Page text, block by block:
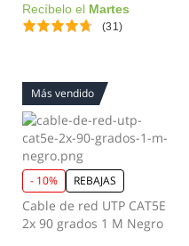
Recíbelo el Martes
(31)
Más vendido
- 10% REBAJAS
Cable de red UTP CAT5E
2x 90 grados 1 M Negro